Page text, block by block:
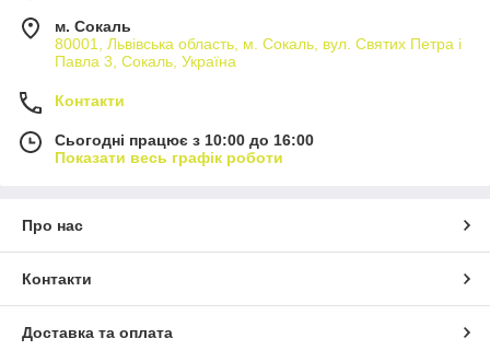
м. Сокаль
80001, Львівська область, м. Сокаль, вул. Святих Петра і
Павла 3, Сокаль, Україна
Контакти
Сьогодні працює з 10:00 до 16:00
Показати весь графік роботи
Про нас
Контакти
Доставка та оплата